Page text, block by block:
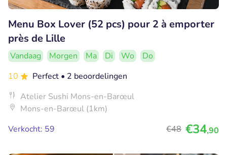
Menu Box Lover (52 pcs) pour 2 à emporter
près de Lille
Vandaag Morgen Ma Di Wo
Do
10
Perfect • 2 beoordelingen
Atelier Sushi Mons-en-Barœul
Mons-en-Barœul (1km)
Verkocht: 59
€48 €34,90